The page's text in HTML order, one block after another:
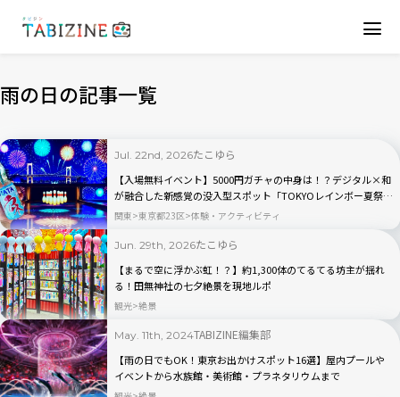
雨の日の記事一覧
Jul. 22nd, 2026たこゆら
【入場無料イベント】5000円ガチャの中身は！？デジタル×和
が融合した新感覚の没入型スポット「TOKYOレインボー夏祭
り」現地ルポ｜お台場
関東 東京都23区 体験・アクティビティ
Jun. 29th, 2026たこゆら
【まるで空に浮かぶ虹！？】約1,300体のてるてる坊主が揺れ
る！田無神社の七夕絶景を現地ルポ
観光 絶景
May. 11th, 2024TABIZINE編集部
【雨の日でもOK！東京お出かけスポット16選】屋内プールや
イベントから水族館・美術館・プラネタリウムまで